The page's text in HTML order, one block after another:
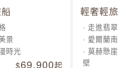
景
時光
69,900起
輕奢輕
走進翡
愛爾蘭
莫赫懸
壁